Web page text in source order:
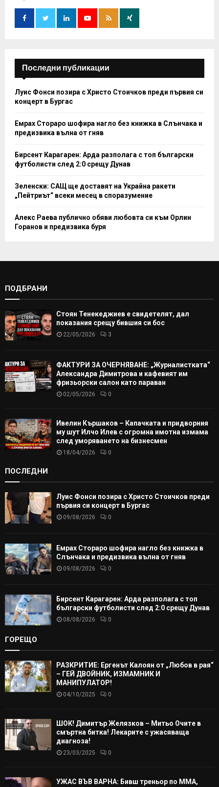
o
:
H
Последни публикации
Луис Фонси позира с Христо Стоичков преди първия си
концерт в Бургас
Емрах Стораро шофира нагло без книжка в Слънчака и
предизвика вълна от гняв
Бирсент Карагарен: Арда разполага с топ български
футболисти след 2:0 срещу Дунав
Зеленски: САЩ ще доставят на Украйна ракети
„Пейтриът“ всеки месец в споразумение
Алекс Раева публично обяви любовта си към Орлин
Горанов и предизвика буря
ПОДБРАНИ
Стоян Тенекеджиев е свидетелят, дал
показания срещу бившия си бос
22/05/2026 3
ФАКТУРИ ЗА ОЧЕРНЯВАНЕ: „Журналистката“
Александра Димитрова и кафевият им
фризьорски салон като параван
02/05/2026 0
Ивелин Кършаков – Капачката и придворния
му шут Илчо Илев с огромна имотна измама
след уморяването на бизнесмен
18/04/2026 0
ПОСЛЕДНИ
Луис Фонси позира с Христо Стоичков преди
първия си концерт в Бургас
09/08/2026 0
Емрах Стораро шофира нагло без книжка в
Слънчака и предизвика вълна от гняв
09/08/2026 0
Бирсент Карагарен: Арда разполага с топ
български футболисти след 2:0 срещу Дунав
08/08/2026 0
ГОРЕЩО
РАЗКРИТИЕ: Ергенът Калоян от „Любов в рая“
– ГЕЙ ДВОЙНИК, ИЗМАМНИК И
МАНИПУЛАТОР!
04/10/2025 0
ШОК! Димитър Желязков – Митьо Очите в
смъртна битка! Лекарите с ужасяваща
диагноза!
23/03/2025 0
УЖАС ВЪВ ВАРНА: Бивш треньор по ММА,